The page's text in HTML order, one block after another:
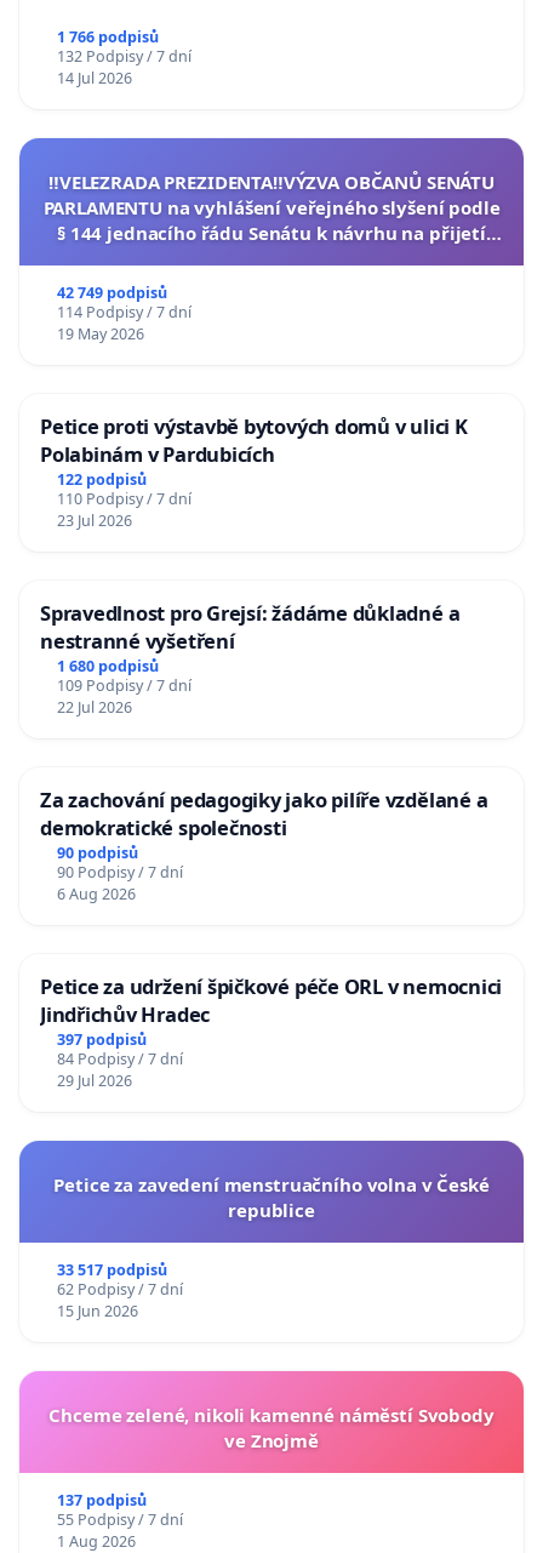
1 766 podpisů
132 Podpisy / 7 dní
14 Jul 2026
‼️VELEZRADA PREZIDENTA‼️VÝZVA OBČANŮ SENÁTU
PARLAMENTU na vyhlášení veřejného slyšení podle
§ 144 jednacího řádu Senátu k návrhu na přijetí
42 749 podpisů
114 Podpisy / 7 dní
19 May 2026
Petice proti výstavbě bytových domů v ulici K
Polabinám v Pardubicích
122 podpisů
110 Podpisy / 7 dní
23 Jul 2026
Spravedlnost pro Grejsí: žádáme důkladné a
nestranné vyšetření
1 680 podpisů
109 Podpisy / 7 dní
22 Jul 2026
Za zachování pedagogiky jako pilíře vzdělané a
demokratické společnosti
90 podpisů
90 Podpisy / 7 dní
6 Aug 2026
Petice za udržení špičkové péče ORL v nemocnici
Jindřichův Hradec
397 podpisů
84 Podpisy / 7 dní
29 Jul 2026
Petice za zavedení menstruačního volna v České
republice
33 517 podpisů
62 Podpisy / 7 dní
15 Jun 2026
Chceme zelené, nikoli kamenné náměstí Svobody
ve Znojmě
137 podpisů
55 Podpisy / 7 dní
1 Aug 2026